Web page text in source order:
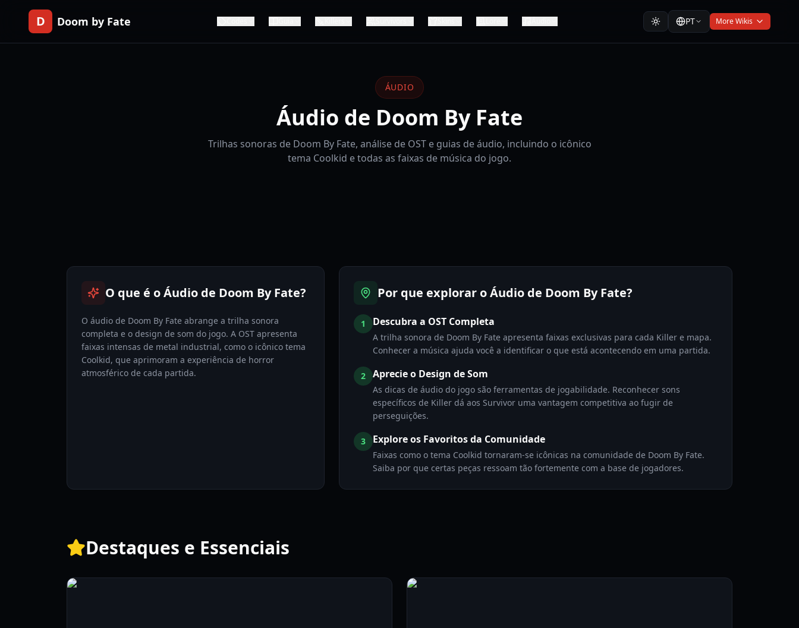
D Doom by Fate PT More Wikis
ÁUDIO
Áudio de Doom By Fate
Trilhas sonoras de Doom By Fate, análise de OST e guias de áudio, incluindo o icônico
tema Coolkid e todas as faixas de música do jogo.
O que é o Áudio de Doom By Fate?
O áudio de Doom By Fate abrange a trilha sonora
completa e o design de som do jogo. A OST apresenta
faixas intensas de metal industrial, como o icônico tema
Coolkid, que aprimoram a experiência de horror
atmosférico de cada partida.
Por que explorar o Áudio de Doom By Fate?
1 Descubra a OST Completa
A trilha sonora de Doom By Fate apresenta faixas exclusivas para cada Killer e mapa.
Conhecer a música ajuda você a identificar o que está acontecendo em uma partida.
2 Aprecie o Design de Som
As dicas de áudio do jogo são ferramentas de jogabilidade. Reconhecer sons
específicos de Killer dá aos Survivor uma vantagem competitiva ao fugir de
perseguições.
3 Explore os Favoritos da Comunidade
Faixas como o tema Coolkid tornaram-se icônicas na comunidade de Doom By Fate.
Saiba por que certas peças ressoam tão fortemente com a base de jogadores.
Destaques e Essenciais